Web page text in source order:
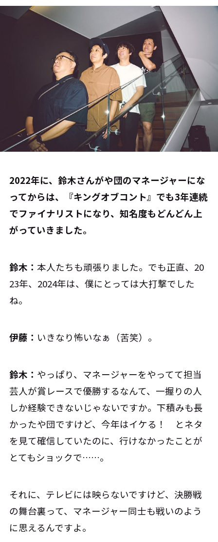
――2022年に、鈴木さんがや団のマネージャーにな
ってからは、『キングオブコント』でも3年連続
でファイナリストになり、知名度もどんどん上
がっていきました。
鈴木：本人たちも頑張りました。でも正直、20
23年、2024年は、僕にとっては大打撃でした
ね。
伊藤： いきなり怖いなぁ（苦笑）。
鈴木： やっぱり、マネージャーをやってて担当
芸人が賞レースで優勝するなんて、一握りの人
しか経験できないじゃないですか。下積みも長
かったや団ですけど、今年はイケる！ とネタ
を見て確信していたのに、行けなかったことが
とてもショックで……。
それに、テレビには映らないですけど、決勝戦
の舞台裏って、マネージャー同士も戦いのよう
に思えるんですよ。